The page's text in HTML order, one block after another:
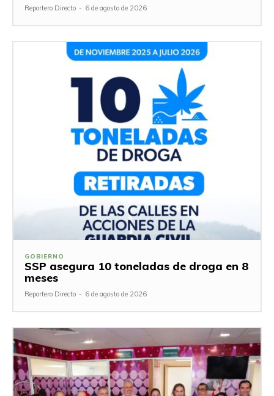
Reportero Directo - 6 de agosto de 2026
GOBIERNO
SSP asegura 10 toneladas de droga en 8
meses
Reportero Directo - 6 de agosto de 2026